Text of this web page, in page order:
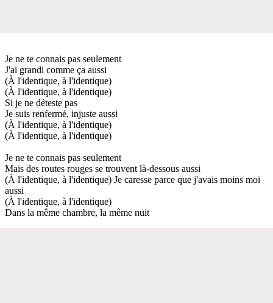
Je ne te connais pas seulement
J'ai grandi comme ça aussi
(À l'identique, à l'identique)
(À l'identique, à l'identique)
Si je ne déteste pas
Je suis renfermé, injuste aussi
(À l'identique, à l'identique)
(À l'identique, à l'identique)
Je ne te connais pas seulement
Mais des routes rouges se trouvent là-dessous aussi
(À l'identique, à l'identique) Je caresse parce que j'avais moins moi
aussi
(À l'identique, à l'identique)
Dans la même chambre, la même nuit